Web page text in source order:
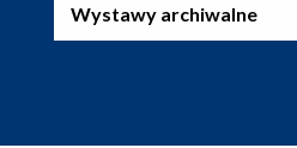
Wystawy archiwalne